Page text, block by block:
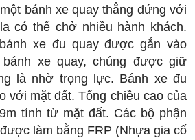
bánh xe quay thẳng đứng với
có thể chở nhiều hành khách.
xe đu quay được gắn vào
xe quay, chúng được giữ
là nhờ trọng lực. Bánh xe đu
với mặt đất. Tổng chiều cao của
tính từ mặt đất. Các bộ phận
làm bằng FRP (Nhựa gia cố